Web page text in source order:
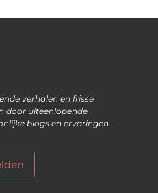
verhalen en frisse
door uiteenlopende
blogs en ervaringen.